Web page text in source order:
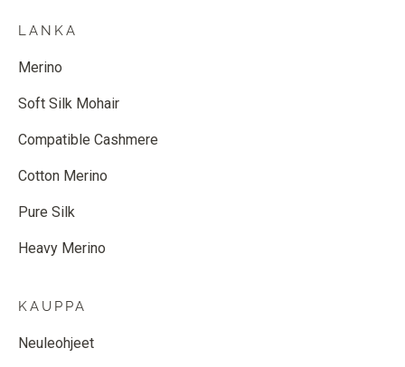
LANKA
Merino
Soft Silk Mohair
Compatible Cashmere
Cotton Merino
Pure Silk
Heavy Merino
KAUPPA
Neuleohjeet